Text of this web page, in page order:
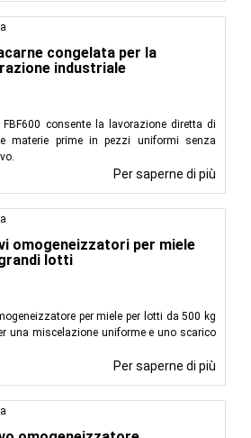
congelata per la
industriale
consente la lavorazione diretta di
materie prime in pezzi uniformi senza
Per saperne di più
omogeneizzatori per miele
lotti
per miele per lotti da 500 kg
una miscelazione uniforme e uno scarico
Per saperne di più